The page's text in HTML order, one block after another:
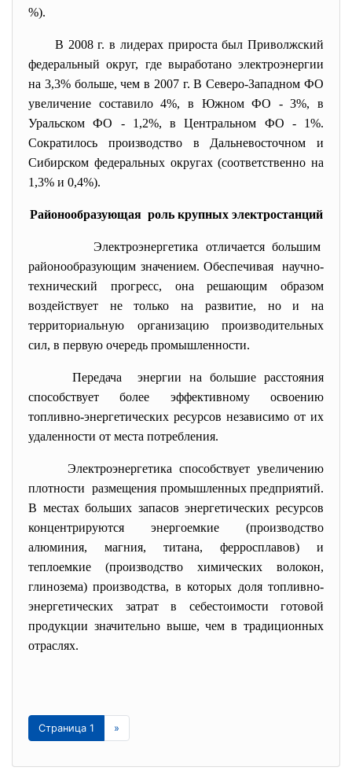
%).
В 2008 г. в лидерах прироста был Приволжский
федеральный округ, где выработано электроэнергии
на 3,3% больше, чем в 2007 г. В Северо-Западном ФО
увеличение составило 4%, в Южном ФО - 3%, в
Уральском ФО - 1,2%, в Центральном ФО - 1%.
Сократилось производство в Дальневосточном и
Сибирском федеральных округах (соответственно на
1,3% и 0,4%).
Районообразующая роль крупных электростанций
Электроэнергетика отличается большим
районообразующим значением. Обеспечивая научно-
технический прогресс, она решающим образом
воздействует не только на развитие, но и на
территориальную организацию производительных
сил, в первую очередь промышленности.
Передача энергии на большие расстояния
способствует более эффективному освоению
топливно-энергетических ресурсов независимо от их
удаленности от места потребления.
Электроэнергетика способствует увеличению
плотности размещения промышленных предприятий.
В местах больших запасов энергетических ресурсов
концентрируются энергоемкие (производство
алюминия, магния, титана, ферросплавов) и
теплоемкие (производство химических волокон,
глинозема) производства, в которых доля топливно-
энергетических затрат в себестоимости готовой
продукции значительно выше, чем в традиционных
отраслях.
Страница 1 »